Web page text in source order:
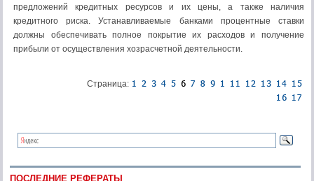
предложений кредитных ресурсов и их цены, а также наличия
кредитного риска. Устанавливаемые банками процентные ставки
должны обеспечивать полное покрытие их расходов и получение
прибыли от осуществления хозрасчетной деятельности.
Страница:
ПОСЛЕДНИЕ РЕФЕРАТЫ